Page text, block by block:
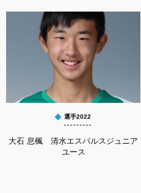
選手2022
大石 息楓 清水エスパルスジュニア
ユース